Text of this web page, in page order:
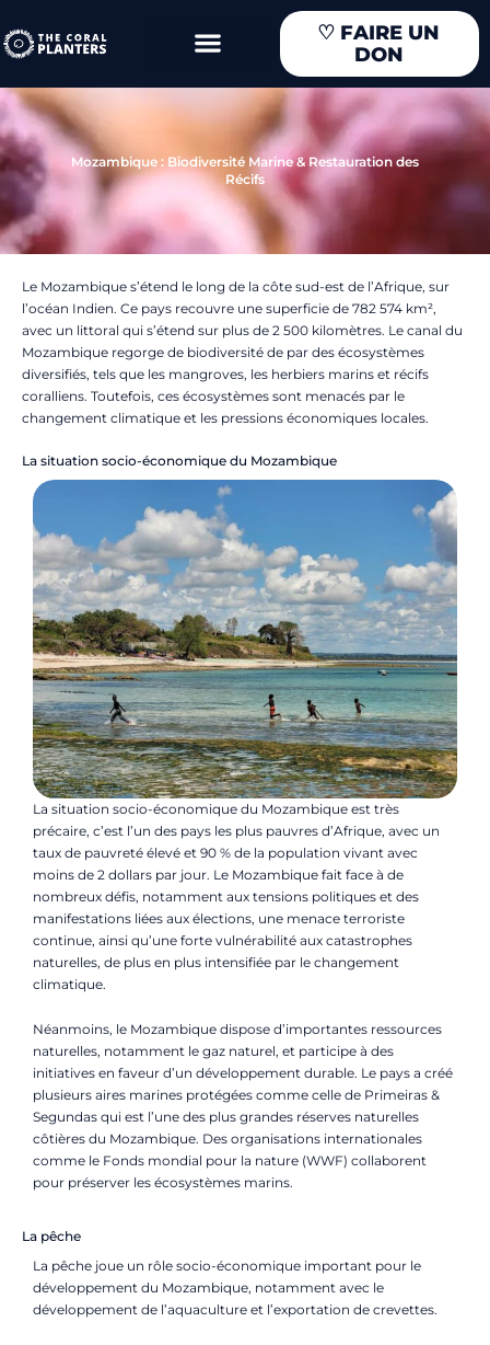
au
contenu
♡ FAIRE UN
DON
Mozambique : Biodiversité Marine & Restauration des
Récifs
Le Mozambique s’étend le long de la côte sud-est de l’Afrique, sur
l’océan Indien. Ce pays recouvre une superficie de 782 574 km²,
avec un littoral qui s’étend sur plus de 2 500 kilomètres. Le canal du
Mozambique regorge de biodiversité de par des écosystèmes
diversifiés, tels que les mangroves, les herbiers marins et récifs
coralliens. Toutefois, ces écosystèmes sont menacés par le
changement climatique et les pressions économiques locales.
La situation socio-économique du Mozambique
La situation socio-économique du Mozambique est très
précaire, c’est l’un des pays les plus pauvres d’Afrique, avec un
taux de pauvreté élevé et 90 % de la population vivant avec
moins de 2 dollars par jour. Le Mozambique fait face à de
nombreux défis, notamment aux tensions politiques et des
manifestations liées aux élections, une menace terroriste
continue, ainsi qu’une forte vulnérabilité aux catastrophes
naturelles, de plus en plus intensifiée par le changement
climatique.
Néanmoins, le Mozambique dispose d’importantes ressources
naturelles, notamment le gaz naturel, et participe à des
initiatives en faveur d’un développement durable. Le pays a créé
plusieurs aires marines protégées comme celle de Primeiras &
Segundas qui est l’une des plus grandes réserves naturelles
côtières du Mozambique. Des organisations internationales
comme le Fonds mondial pour la nature (WWF) collaborent
pour préserver les écosystèmes marins.
La pêche
La pêche joue un rôle socio-économique important pour le
développement du Mozambique, notamment avec le
développement de l’aquaculture et l’exportation de crevettes.